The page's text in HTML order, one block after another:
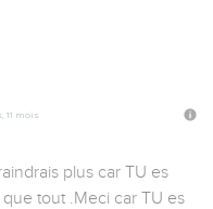
11 mois
plus car TU es
tout .Meci car TU es